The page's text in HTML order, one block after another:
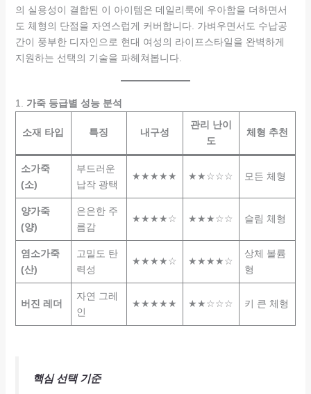
의 실용성이 결합된 이 아이템은 데일리룩에 우아함을 더하면서
도 체형의 단점을 자연스럽게 커버합니다. 가벼우면서도 수납공
간이 풍부한 디자인으로 현대 여성의 라이프스타일을 완벽하게
지원하는 선택의 기술을 파헤쳐봅니다.
1. 가죽 등급별 성능 분석
소재 타입 특징 내구성
관리 난이
도
체형 추천
소가죽
(소)
부드러운
납작 광택
★★★★★ ★★☆☆☆ 모든 체형
양가죽
(양)
은은한 주
름감
★★★★☆ ★★★☆☆ 슬림 체형
염소가죽
(산)
고밀도 탄
력성
★★★★☆ ★★★★☆
상체 볼륨
형
버진 레더
자연 그레
인
★★★★★ ★★☆☆☆ 키 큰 체형
핵심 선택 기준